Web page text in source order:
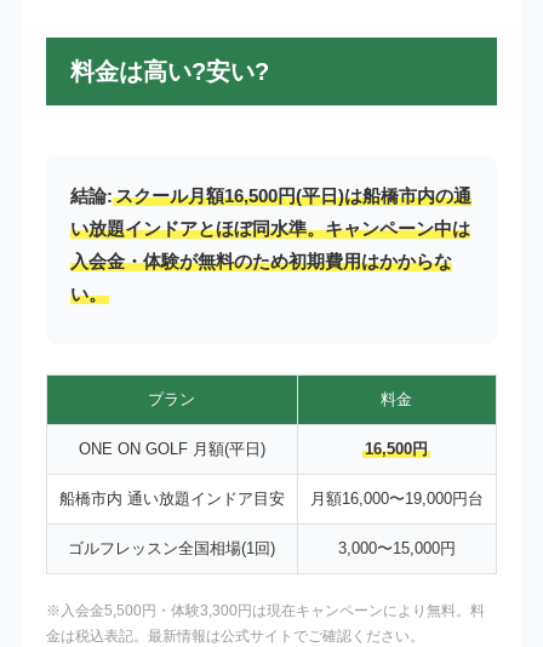
料金は高い?安い?
結論:スクール月額16,500円(平日)は船橋市内の通
い放題インドアとほぼ同水準。キャンペーン中は
入会金・体験が無料のため初期費用はかからな
い。
プラン 料金
ONE ON GOLF 月額(平日) 16,500円
船橋市内 通い放題インドア目安 月額16,000〜19,000円台
ゴルフレッスン全国相場(1回) 3,000〜15,000円
※入会金5,500円・体験3,300円は現在キャンペーンにより無料。料
金は税込表記。最新情報は公式サイトでご確認ください。